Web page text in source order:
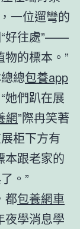
一位遛彎的
“好往處”——
的標本。”
總包養app
她們趴在展
網”際冉笑著
柜下方有
本跟老家的
。”
都包養網車
夜學消息學